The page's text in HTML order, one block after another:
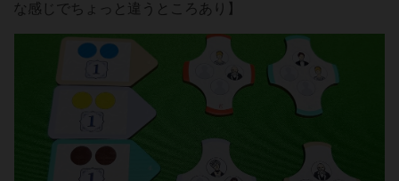
な感じでちょっと違うところあり】